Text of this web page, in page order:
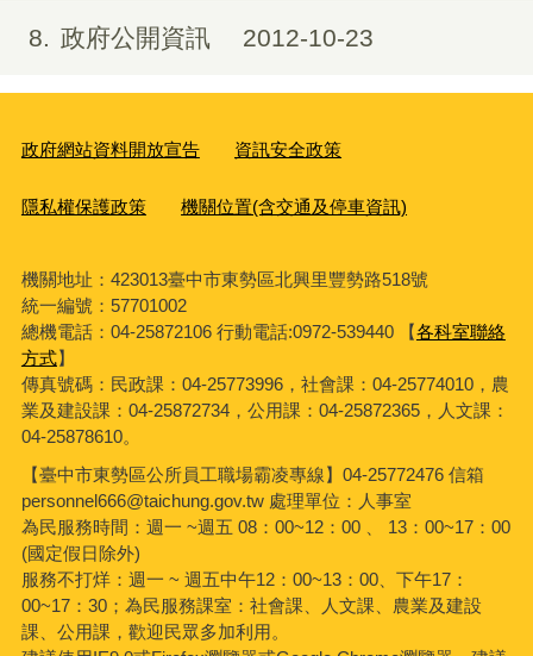
8 政府公開資訊 2012-10-23
政府網站資料開放宣告 資訊安全政策
隱私權保護政策 機關位置(含交通及停車資訊)
機關地址：423013臺中市東勢區北興里豐勢路518號
統一編號：57701002
總機電話：04-25872106 行動電話:0972-539440 【各科室聯絡
方式】
傳真號碼：民政課：04-25773996，社會課：04-25774010，農
業及建設課：04-25872734，公用課：04-25872365，人文課：
04-25878610。
【臺中市東勢區公所員工職場霸凌專線】04-25772476 信箱
personnel666@taichung.gov.tw 處理單位：人事室
為民服務時間：週一 ~週五 08：00~12：00 、 13：00~17：00
(國定假日除外)
服務不打烊：週一 ~ 週五中午12：00~13：00、下午17：
00~17：30；為民服務課室：社會課、人文課、農業及建設
課、公用課，歡迎民眾多加利用。